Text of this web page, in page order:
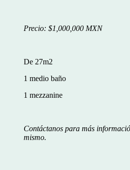
Precio: $1,000,000 MXN
De 27m2
1 medio baño
1 mezzanine
Contáctanos para más
mismo.